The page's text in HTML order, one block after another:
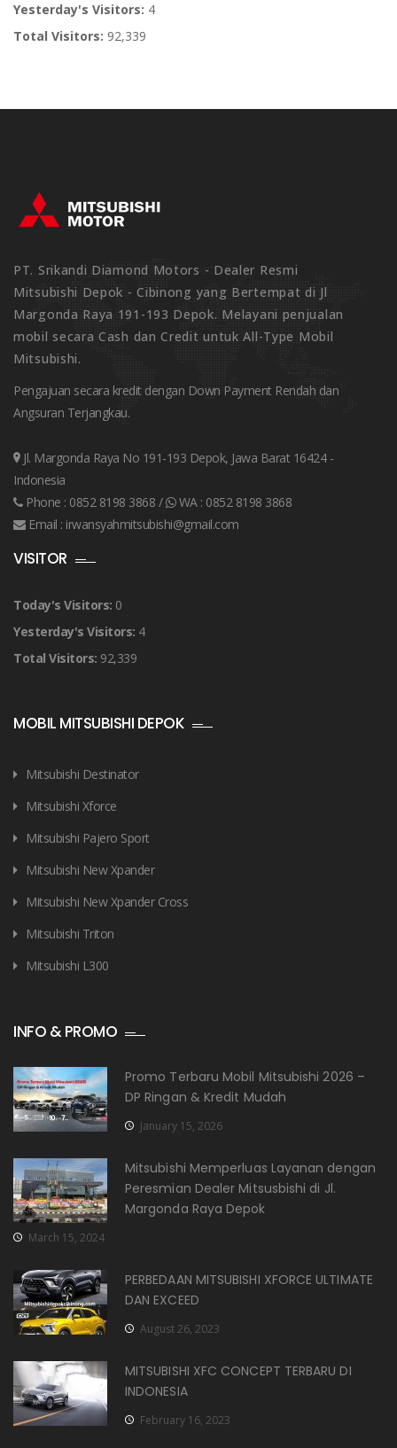
Yesterday's Visitors: 4
Total Visitors: 92,339
PT. Srikandi Diamond Motors - Dealer Resmi
Mitsubishi Depok - Cibinong yang Bertempat di Jl
Margonda Raya 191-193 Depok. Melayani penjualan
mobil secara Cash dan Credit untuk All-Type Mobil
Mitsubishi.
Pengajuan secara kredit dengan Down Payment Rendah dan
Angsuran Terjangkau.
Jl. Margonda Raya No 191-193 Depok, Jawa Barat 16424 -
Indonesia
Phone : 0852 8198 3868 / WA : 0852 8198 3868
Email : irwansyahmitsubishi@gmail.com
VISITOR
Today's Visitors: 0
Yesterday's Visitors: 4
Total Visitors: 92,339
MOBIL MITSUBISHI DEPOK
Mitsubishi Destinator
Mitsubishi Xforce
Mitsubishi Pajero Sport
Mitsubishi New Xpander
Mitsubishi New Xpander Cross
Mitsubishi Triton
Mitsubishi L300
INFO & PROMO
Promo Terbaru Mobil Mitsubishi 2026 –
DP Ringan & Kredit Mudah
January 15, 2026
Mitsubishi Memperluas Layanan dengan
Peresmian Dealer Mitsusbishi di Jl.
Margonda Raya Depok
March 15, 2024
PERBEDAAN MITSUBISHI XFORCE ULTIMATE
DAN EXCEED
August 26, 2023
MITSUBISHI XFC CONCEPT TERBARU DI
INDONESIA
February 16, 2023